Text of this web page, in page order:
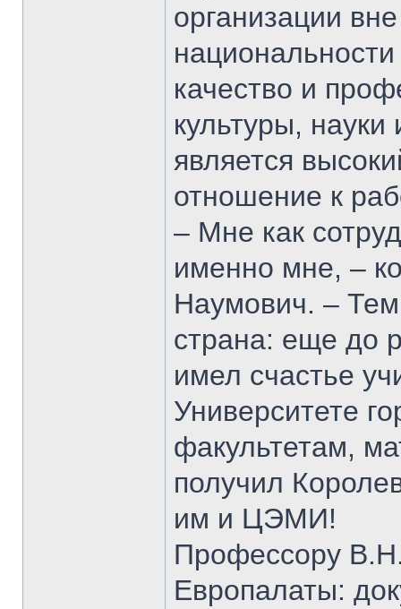
организации
качество и
культуры,
является
отношение к
– Мне как
именно мне, –
Наумович. –
страна: еще до
имел счастье
Университете
факультетам,
получил
им и ЦЭМИ!
Профессору
Европалаты: